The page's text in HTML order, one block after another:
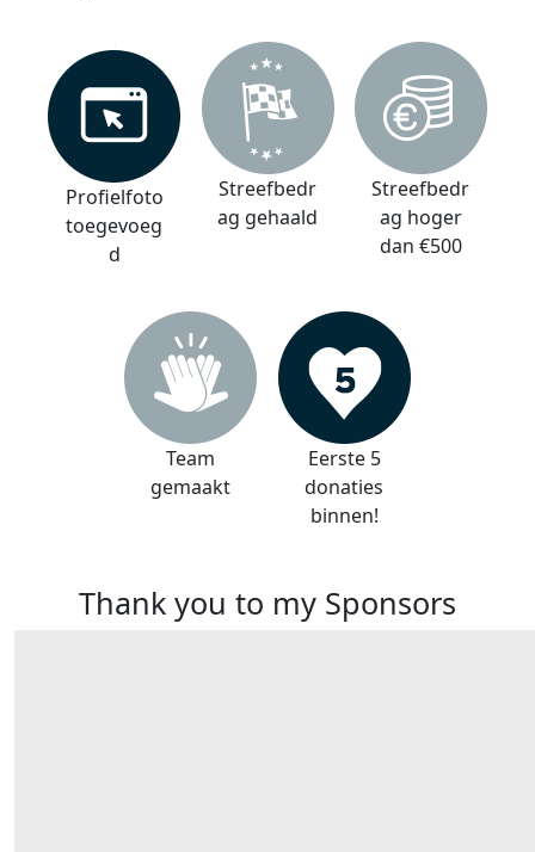
Profielfoto
toegevoeg
d
Streefbedr
ag gehaald
Streefbedr
ag hoger
dan €500
Team
gemaakt
Eerste 5
donaties
binnen!
Thank you to my Sponsors